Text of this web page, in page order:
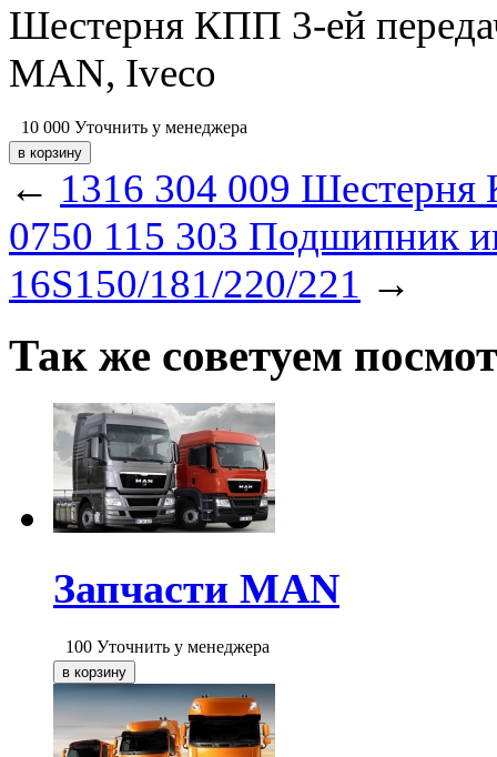
Шестерня КПП 3-ей
MAN, Iveco
10 000 Уточнить у менеджера
← 1316 304 009
0750 115 303 Подшипник
16S150/181/220/221 →
Так же советуем
Запчасти MAN
100 Уточнить у менеджера